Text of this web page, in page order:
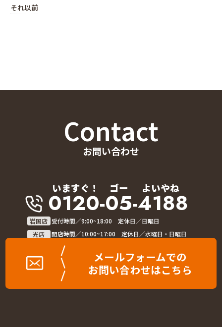
それ以前
Contact
お問い合わせ
いますぐ！ ゴー よいやね
0120-05-4188
岩国店 受付時間／9:00~18:00 定休日／日曜日
光店
開店時間／10:00~17:00 定休日／水曜日・日曜日
メールフォームでの
お問い合わせはこちら